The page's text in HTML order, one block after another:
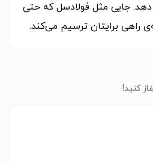
جایی مثل فولادسل که حتی
راهی برایتان ترسیم می‌کند.
کنید!